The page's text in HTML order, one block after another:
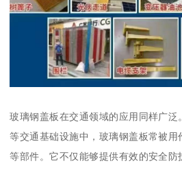
玻璃钢盖板在交通领域的应用同样广
等交通基础设施中，玻璃钢盖板常被
等部件。它不仅能够提供有效的安全防